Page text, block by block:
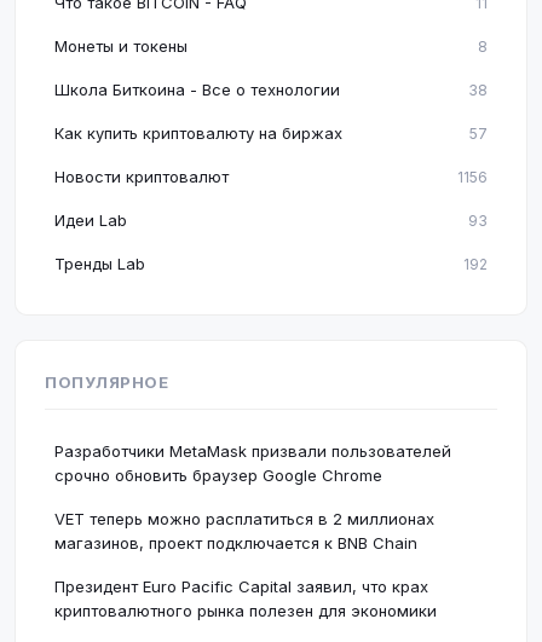
Монеты и токены 8
Школа Биткоина - Все о технологии 38
Как купить криптовалюту на биржах 57
Новости криптовалют 1156
Идеи Lab 93
Тренды Lab 192
ПОПУЛЯРНОЕ
Разработчики MetaMask призвали пользователей
срочно обновить браузер Google Chrome
VET теперь можно расплатиться в 2 миллионах
магазинов, проект подключается к BNB Chain
Президент Euro Pacific Capital заявил, что крах
криптовалютного рынка полезен для экономики